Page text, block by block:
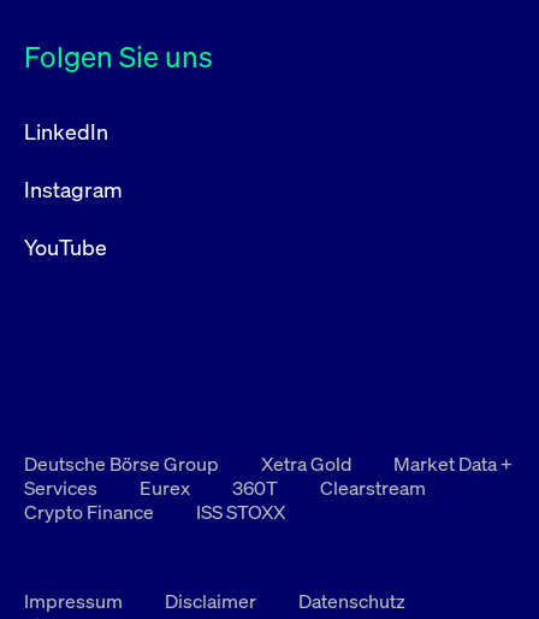
Folgen Sie uns
LinkedIn
Instagram
YouTube
Deutsche Börse Group Xetra Gold
Market Data +
Services
Eurex 360T
Clearstream
Crypto Finance
ISS STOXX
Impressum Disclaimer
Datenschutz